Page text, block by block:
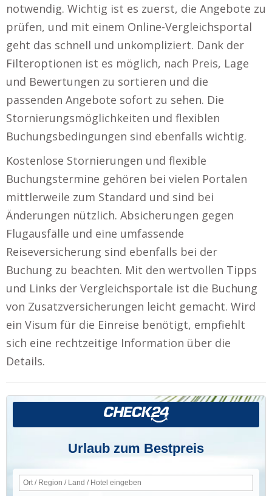
notwendig. Wichtig ist es zuerst, die Angebote zu
prüfen, und mit einem Online-Vergleichsportal
geht das schnell und unkompliziert. Dank der
Filteroptionen ist es möglich, nach Preis, Lage
und Bewertungen zu sortieren und die
passenden Angebote sofort zu sehen. Die
Stornierungsmöglichkeiten und flexiblen
Buchungsbedingungen sind ebenfalls wichtig.
Kostenlose Stornierungen und flexible
Buchungstermine gehören bei vielen Portalen
mittlerweile zum Standard und sind bei
Änderungen nützlich. Absicherungen gegen
Flugausfälle und eine umfassende
Reiseversicherung sind ebenfalls bei der
Buchung zu beachten. Mit den wertvollen Tipps
und Links der Vergleichsportale ist die Buchung
von Zusatzversicherungen leicht gemacht. Wird
ein Visum für die Einreise benötigt, empfiehlt
sich eine rechtzeitige Information über die
Details.
Urlaub zum Bestpreis